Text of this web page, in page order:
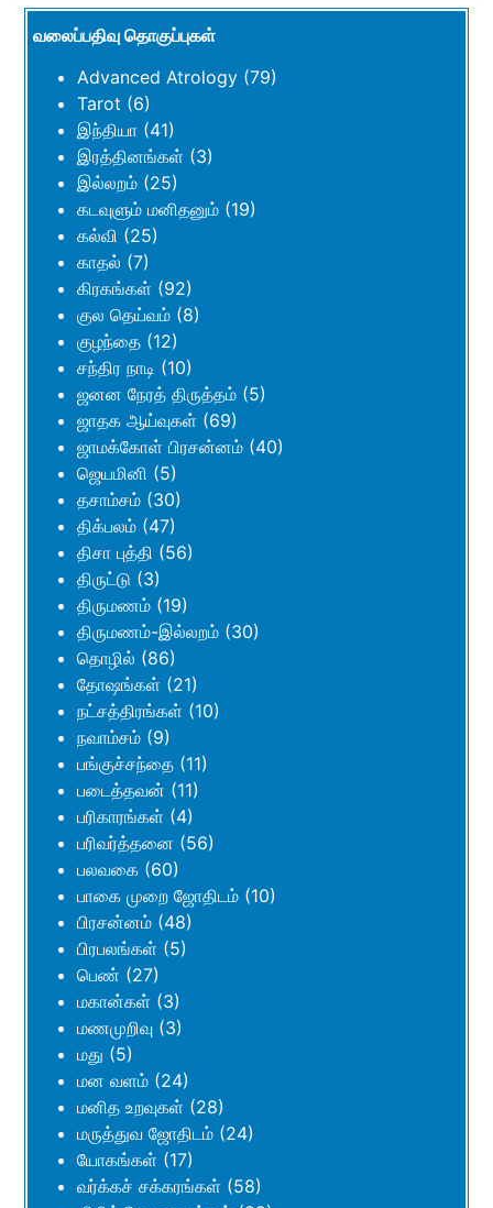
வலைப்பதிவு தொகுப்புகள்
Advanced Atrology (79)
Tarot (6)
இந்தியா (41)
இரத்தினங்கள் (3)
இல்லறம் (25)
கடவுளும் மனிதனும் (19)
கல்வி (25)
காதல் (7)
கிரகங்கள் (92)
குல தெய்வம் (8)
குழந்தை (12)
சந்திர நாடி (10)
ஜனன நேரத் திருத்தம் (5)
ஜாதக ஆய்வுகள் (69)
ஜாமக்கோள் பிரசன்னம் (40)
ஜெயமினி (5)
தசாம்சம் (30)
திக்பலம் (47)
திசா புத்தி (56)
திருட்டு (3)
திருமணம் (19)
திருமணம்-இல்லறம் (30)
தொழில் (86)
தோஷங்கள் (21)
நட்சத்திரங்கள் (10)
நவாம்சம் (9)
பங்குச்சந்தை (11)
படைத்தவன் (11)
பரிகாரங்கள் (4)
பரிவர்த்தனை (56)
பலவகை (60)
பாகை முறை ஜோதிடம் (10)
பிரசன்னம் (48)
பிரபலங்கள் (5)
பெண் (27)
மகான்கள் (3)
மணமுறிவு (3)
மது (5)
மன வளம் (24)
மனித உறவுகள் (28)
மருத்துவ ஜோதிடம் (24)
யோகங்கள் (17)
வர்க்கச் சக்கரங்கள் (58)